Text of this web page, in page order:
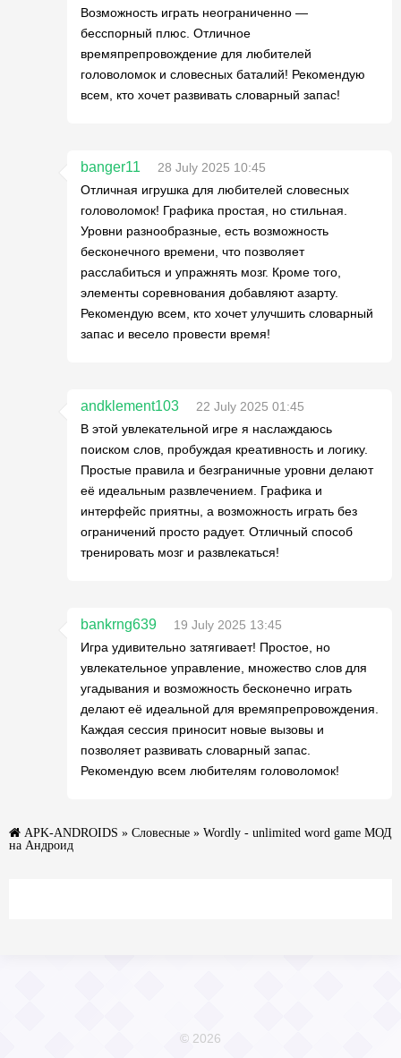
Возможность играть неограниченно —
бесспорный плюс. Отличное
времяпрепровождение для любителей
головоломок и словесных баталий! Рекомендую
всем, кто хочет развивать словарный запас!
banger11
28 July 2025 10:45
Отличная игрушка для любителей словесных
головоломок! Графика простая, но стильная.
Уровни разнообразные, есть возможность
бесконечного времени, что позволяет
расслабиться и упражнять мозг. Кроме того,
элементы соревнования добавляют азарту.
Рекомендую всем, кто хочет улучшить словарный
запас и весело провести время!
andklement103
22 July 2025 01:45
В этой увлекательной игре я наслаждаюсь
поиском слов, пробуждая креативность и логику.
Простые правила и безграничные уровни делают
её идеальным развлечением. Графика и
интерфейс приятны, а возможность играть без
ограничений просто радует. Отличный способ
тренировать мозг и развлекаться!
bankrng639
19 July 2025 13:45
Игра удивительно затягивает! Простое, но
увлекательное управление, множество слов для
угадывания и возможность бесконечно играть
делают её идеальной для времяпрепровождения.
Каждая сессия приносит новые вызовы и
позволяет развивать словарный запас.
Рекомендую всем любителям головоломок!
APK-ANDROIDS » Словесные » Wordly - unlimited word game МОД
на Андроид
© 2026